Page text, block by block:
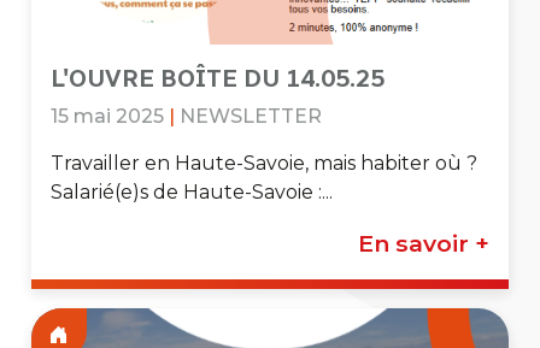
L'OUVRE BOÎTE DU 14.05.25
15 mai 2025 | NEWSLETTER
Travailler en Haute-Savoie, mais habiter où ?
Salarié(e)s de Haute-Savoie :...
En savoir +